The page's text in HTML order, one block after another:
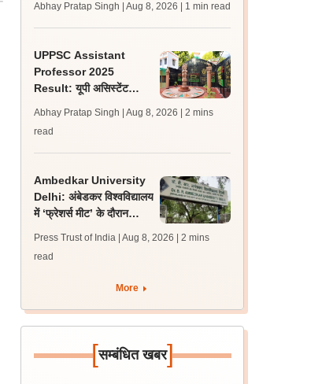
डाउनलोड करें
Abhay Pratap Singh | Aug 8, 2026 | 1 min read
UPPSC Assistant
Professor 2025
Result: यूपी असिस्टेंट
विषयों के लिए जारी
Abhay Pratap Singh | Aug 8, 2026
| 2 mins
read
Ambedkar University
Delhi: अंबेडकर विश्वविद्यालय
में ‘फ्रेशर्स मीट’ के दौरान
Press Trust of India | Aug 8, 2026
| 2 mins
read
More
[सम्बंधित खबर]